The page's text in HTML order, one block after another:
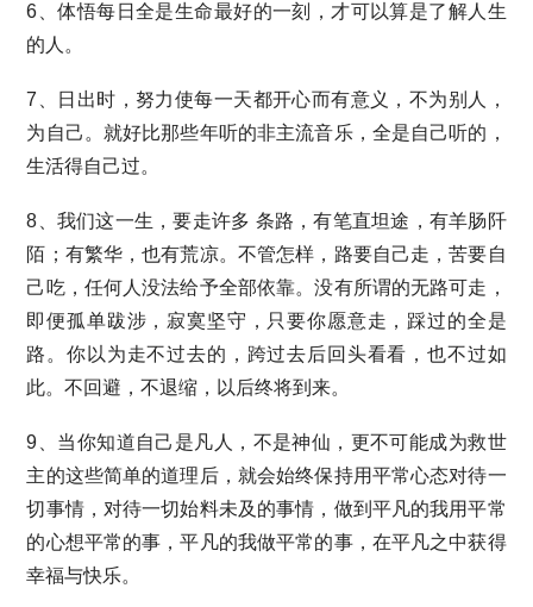
6、体悟每日全是生命最好的一刻，才可以算是了解人生
的人。
7、日出时，努力使每一天都开心而有意义，不为别人，
为自己。就好比那些年听的非主流音乐，全是自己听的，
生活得自己过。
8、我们这一生，要走许多 条路，有笔直坦途，有羊肠阡
陌；有繁华，也有荒凉。不管怎样，路要自己走，苦要自
己吃，任何人没法给予全部依靠。没有所谓的无路可走，
即便孤单跋涉，寂寞坚守，只要你愿意走，踩过的全是
路。你以为走不过去的，跨过去后回头看看，也不过如
此。不回避，不退缩，以后终将到来。
9、当你知道自己是凡人，不是神仙，更不可能成为救世
主的这些简单的道理后，就会始终保持用平常心态对待一
切事情，对待一切始料未及的事情，做到平凡的我用平常
的心想平常的事，平凡的我做平常的事，在平凡之中获得
幸福与快乐。